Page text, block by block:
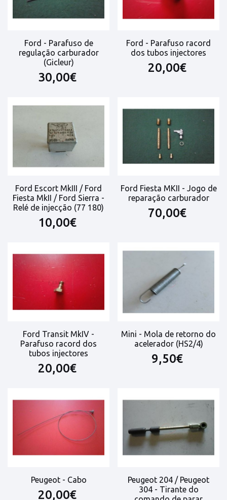
Ford - Parafuso de
regulação carburador
(Gicleur)
30,00€
Ford - Parafuso racord
dos tubos injectores
20,00€
Ford Escort MkIII / Ford
Fiesta MkII / Ford Sierra -
Relé de injecção (77 180)
10,00€
Ford Fiesta MKII - Jogo de
reparação carburador
70,00€
Ford Transit MkIV -
Parafuso racord dos
tubos injectores
20,00€
Mini - Mola de retorno do
acelerador (HS2/4)
9,50€
Peugeot - Cabo
20,00€
Peugeot 204 / Peugeot
304 - Tirante do